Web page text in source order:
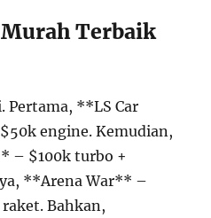
Terbaik
Pertama, **LS Car
engine. Kemudian,
– $100k turbo +
**Arena War** –
Bahkan,